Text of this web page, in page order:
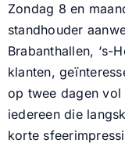
Partners
Nieuws
Zondag 8 en
standhouder
Brabanthallen, ‘s-
klanten,
op twee dagen vol
iedereen die
korte